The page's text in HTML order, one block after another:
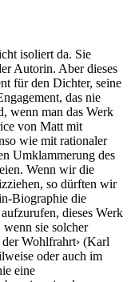
isoliert da. Sie
Autorin. Aber dieses
für den Dichter, seine
das nie
wenn man das Werk
von Matt mit
wie mit rationaler
Umklammerung des
Wenn wir die
so dürften wir
Biographie die
dieses Werk
sie solcher
Wohlfrahrt› (Karl
oder auch im
eine